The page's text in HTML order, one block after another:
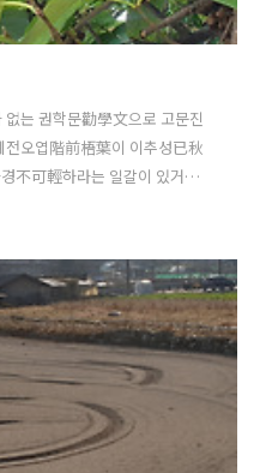
는 권학문勸學文으로 고문진
전오엽階前梧葉이 이추성已秋
不可輕하라는 일갈이 있거니와
를 삼은 까닭은 알 수 없지만 가
매를 내거니와 담배 이파리만한
서 시들시들 지고 만다. 이 오동
어져 사라지고 마는데 참말로
슬지 않고 뭇 엇보다 가벼워
에 자라는 바람에 올해 싹이 내